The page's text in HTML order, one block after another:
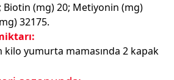
Biotin (mg) 20; Metiyonin (mg)
32175.
kilo yumurta mamasında 2 kapak